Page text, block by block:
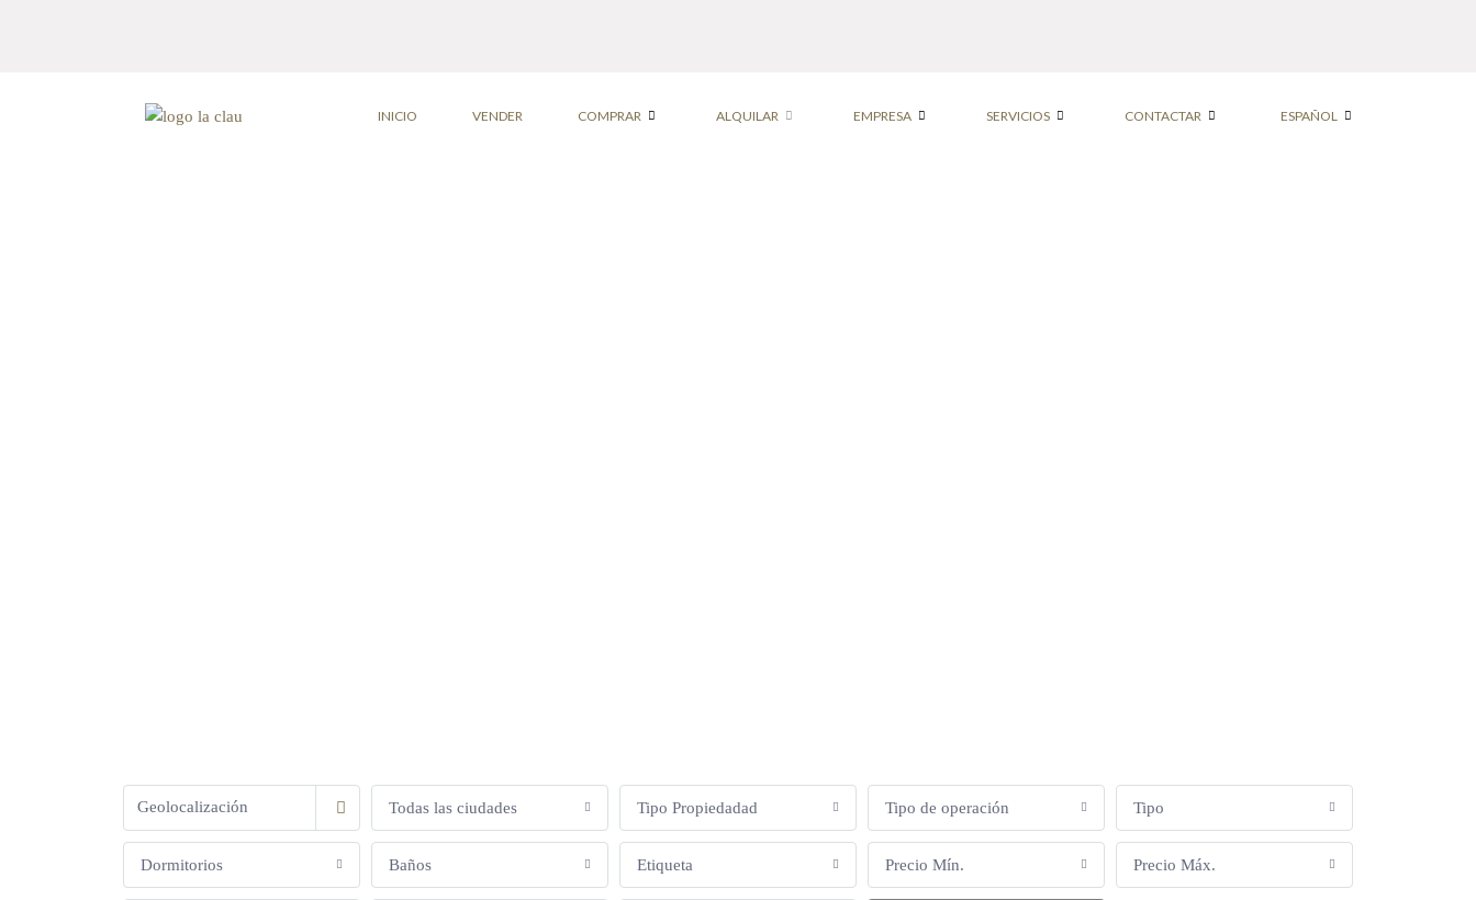
INICIO VENDER COMPRAR ALQUILAR EMPRESA SERVICIOS CONTACTAR ESPAÑOL
Todas las ciudades Tipo Propiedadad Tipo de operación Tipo
Dormitorios Baños Etiqueta Precio Mín. Precio Máx.